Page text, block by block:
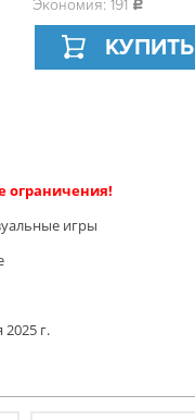
Экономия: 191 c
КУПИТЬ
ограничения!
игры
г.